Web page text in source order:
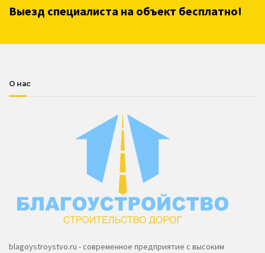
Выезд специалиста на объект бесплатно!
О нас
blagoystroystvo.ru - современное предприятие с высоким